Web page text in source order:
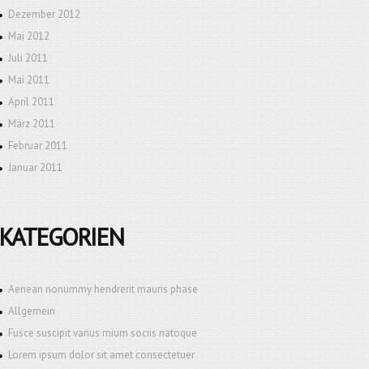
Dezember 2012
Mai 2012
Juli 2011
Mai 2011
April 2011
März 2011
Februar 2011
Januar 2011
KATEGORIEN
Aenean nonummy hendrerit mauris phase
Allgemein
Fusce suscipit varius mium sociis natoque
Lorem ipsum dolor sit amet consectetuer